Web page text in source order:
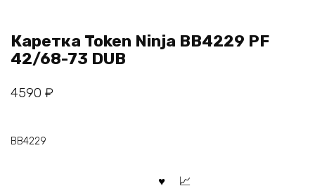
Каретка Token Ninja BB4229 PF
42/68-73 DUB
4590 ₽
BB4229